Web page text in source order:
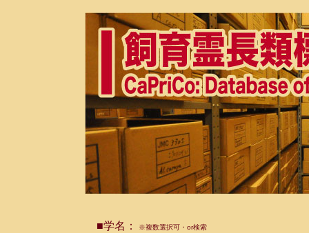
■学名： ※複数選択可・or検索